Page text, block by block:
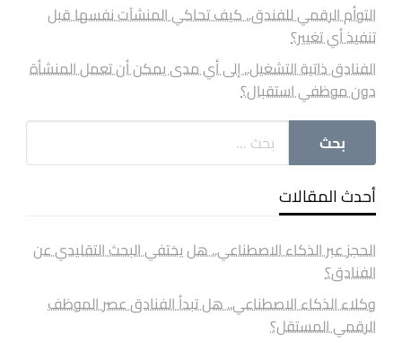
التوأم الرقمي للفندق.. كيف تحاكي المنشآت نفسها قبل
تنفيذ أي تغيير؟
الفنادق ذاتية التشغيل.. إلى أي مدى يمكن أن تعمل المنشأة
دون موظفي استقبال؟
أحدث المقالات
الحجز عبر الذكاء الاصطناعي.. هل يختفي البحث التقليدي عن
الفنادق؟
وكلاء الذكاء الاصطناعي.. هل تبدأ الفنادق عصر الموظف
الرقمي المستقل؟